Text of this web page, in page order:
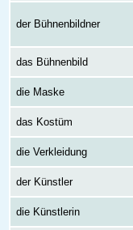
der Bühnenbildner
das Bühnenbild
die Maske
das Kostüm
die Verkleidung
der Künstler
die Künstlerin